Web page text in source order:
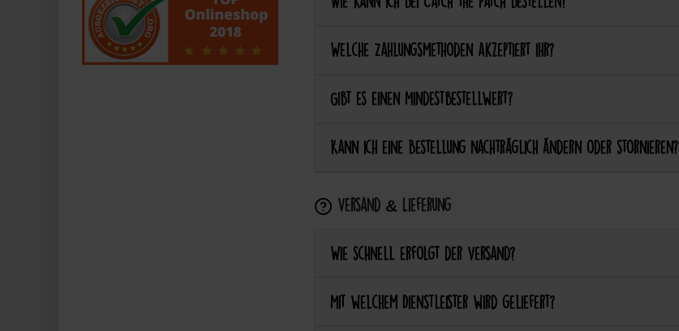
Welche Zahlungsmethoden akzeptiert ihr?
Gibt es einen Mindestbestellwert?
Kann ich eine Bestellung nachträglich ändern oder stornieren?
Versand & Lieferung
Wie schnell erfolgt der Versand?
Mit welchem Dienstleister wird geliefert?